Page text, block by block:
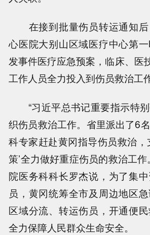
在接到批量伤员转运通知后
心医院大别山区域医疗中心第
发事件医疗应急预案，临床、医
工作人员全力投入到伤员救治工
“习近平总书记重要指示特别
织伤员救治工作。省里派出了6
科专家赶赴黄冈指导伤员救治，
策’全力做好重症伤员的救治工
院医务科科长罗杰说，为了集
员，黄冈统筹全市及周边地区
区域分流、转运伤员，开通便民
全力保障人民群众生命安全。